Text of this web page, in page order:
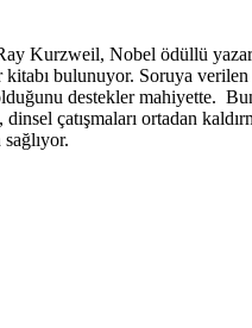
Kurzweil, Nobel ödüllü
bulunuyor. Soruya
destekler mahiyette.
çatışmaları ortadan